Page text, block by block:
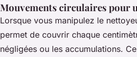
Mouvements circulaires pour
Lorsque vous manipulez le
permet de couvrir chaque
négligées ou les accumulations.